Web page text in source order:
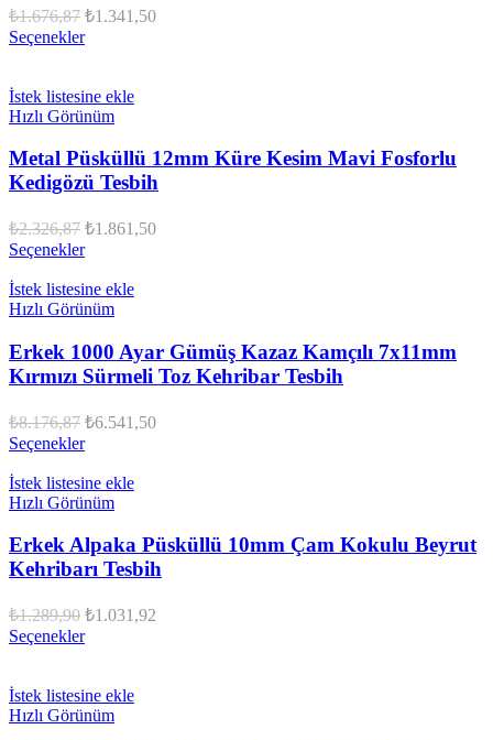
₺1.676,87 Orijinal
fiyat:
₺1.341,50Şu
Seçenekler
İstek listesine ekle
Hızlı Görünüm
Metal Püsküllü 12mm Küre Kesim Mavi Fosforlu
Kedigözü Tesbih
₺2.326,87 Orijinal
fiyat:
₺1.861,50Şu
Seçenekler
İstek listesine ekle
Hızlı Görünüm
Erkek 1000 Ayar Gümüş Kazaz Kamçılı 7x11mm
Kırmızı Sürmeli Toz Kehribar Tesbih
₺8.176,87 Orijinal
fiyat:
₺6.541,50Şu
Seçenekler
İstek listesine ekle
Hızlı Görünüm
Erkek Alpaka Püsküllü 10mm Çam Kokulu Beyrut
Kehribarı Tesbih
₺1.289,90 Orijinal
fiyat:
₺1.031,92
Seçenekler
İstek listesine ekle
Hızlı Görünüm